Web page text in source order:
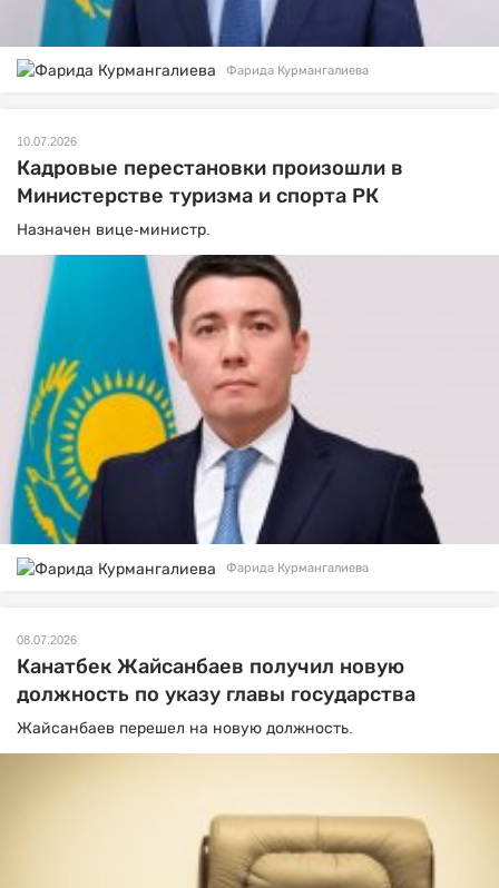
Фарида Курмангалиева
10.07.2026
Кадровые перестановки произошли в
Министерстве туризма и спорта РК
Назначен вице-министр.
Фарида Курмангалиева
08.07.2026
Канатбек Жайсанбаев получил новую
должность по указу главы государства
Жайсанбаев перешел на новую должность.